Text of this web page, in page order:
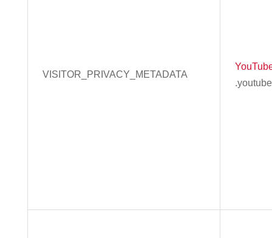
VISITOR_PRIVACY_METADATA